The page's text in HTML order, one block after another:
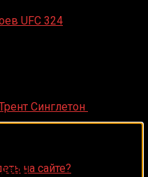
UFC 324
Синглетон
на сайте?
на спорте?
канал
и другие виды спорта